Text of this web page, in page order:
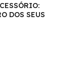
DOS SEUS